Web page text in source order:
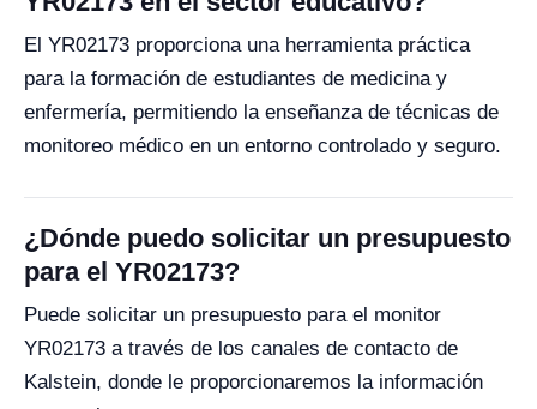
El YR02173 proporciona una herramienta práctica
para la formación de estudiantes de medicina y
enfermería, permitiendo la enseñanza de técnicas de
monitoreo médico en un entorno controlado y seguro.
¿Dónde puedo solicitar un presupuesto
para el YR02173?
Puede solicitar un presupuesto para el monitor
YR02173 a través de los canales de contacto de
Kalstein, donde le proporcionaremos la información